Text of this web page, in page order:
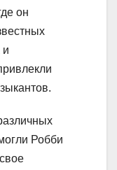
он
и
Робби